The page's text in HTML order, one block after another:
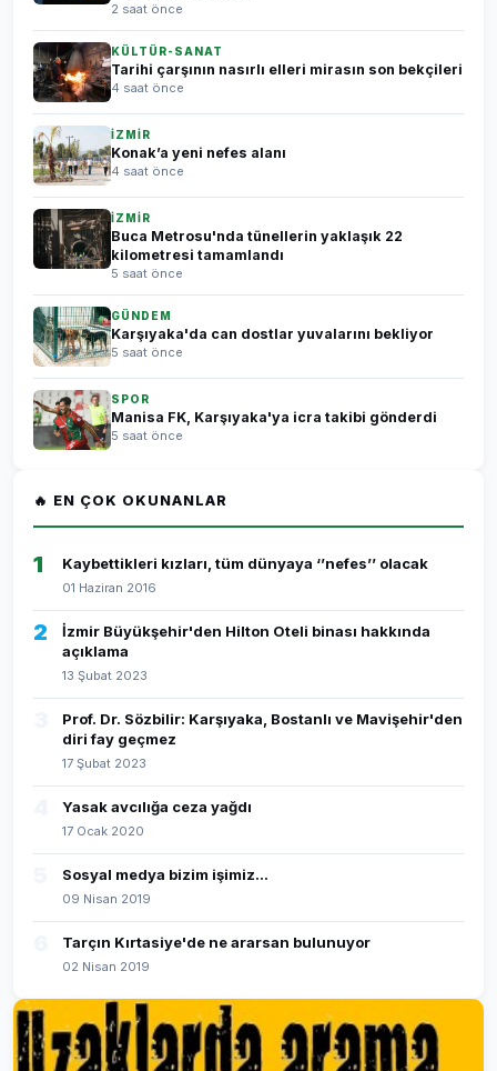
2 saat önce
KÜLTÜR-SANAT
Tarihi çarşının nasırlı elleri mirasın son bekçileri
4 saat önce
İZMİR
Konak’a yeni nefes alanı
4 saat önce
İZMİR
Buca Metrosu'nda tünellerin yaklaşık 22
kilometresi tamamlandı
5 saat önce
GÜNDEM
Karşıyaka'da can dostlar yuvalarını bekliyor
5 saat önce
SPOR
Manisa FK, Karşıyaka'ya icra takibi gönderdi
5 saat önce
🔥 EN ÇOK OKUNANLAR
1 Kaybettikleri kızları, tüm dünyaya ‘’nefes’’ olacak
01 Haziran 2016
2
İzmir Büyükşehir'den Hilton Oteli binası hakkında
açıklama
13 Şubat 2023
Prof. Dr. Sözbilir: Karşıyaka, Bostanlı ve Mavişehir'den
diri fay geçmez
17 Şubat 2023
Yasak avcılığa ceza yağdı
17 Ocak 2020
Sosyal medya bizim işimiz...
09 Nisan 2019
Tarçın Kırtasiye'de ne ararsan bulunuyor
02 Nisan 2019